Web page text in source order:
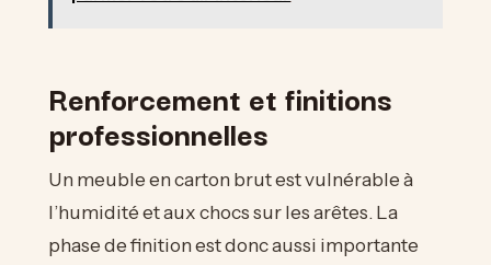
Renforcement et finitions
professionnelles
Un meuble en carton brut est vulnérable à
l’humidité et aux chocs sur les arêtes. La
phase de finition est donc aussi importante